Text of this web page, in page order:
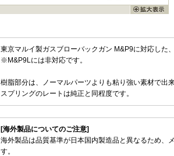
東京マルイ製ガスブローバックガン M&P9に対応した
※M&P9Lには非対応です。
樹脂部分は、ノーマルパーツよりも粘り強い素材で出来
スプリングのレートは純正と同程度です。
[海外製品についてのご注意]
海外製品は品質基準が日本国内製造品と異なるため、
す。